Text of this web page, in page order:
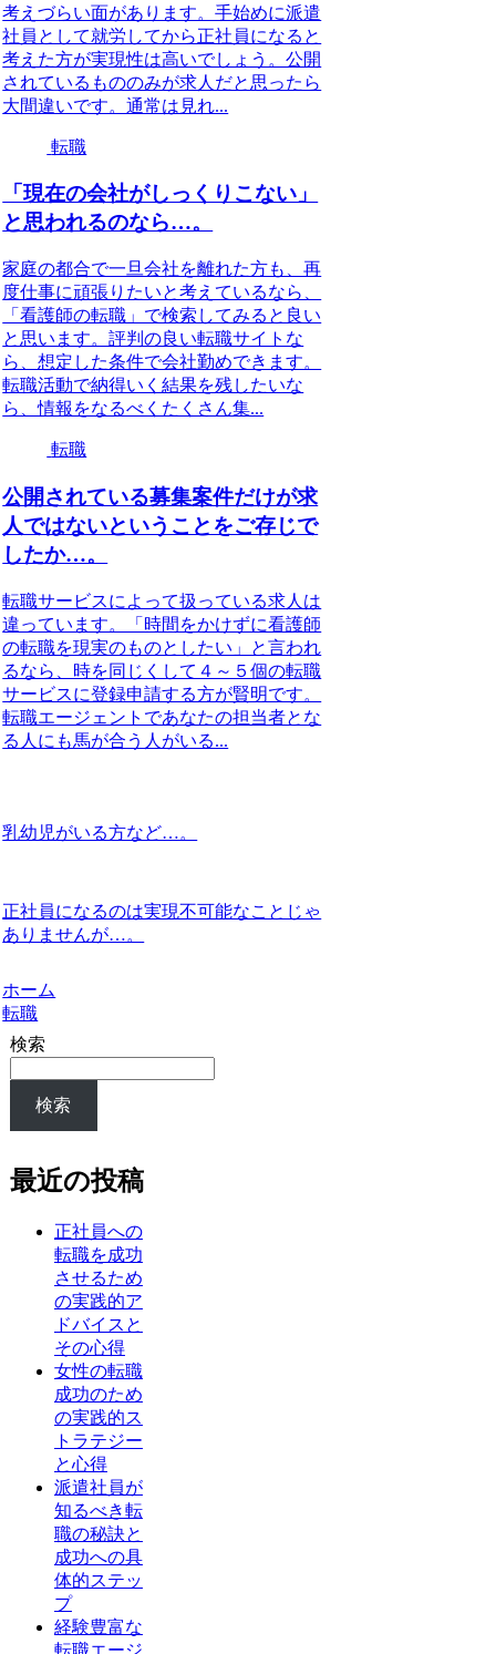
考えづらい面があります。手始めに派遣
社員として就労してから正社員になると
考えた方が実現性は高いでしょう。公開
されているもののみが求人だと思ったら
大間違いです。通常は見れ...
転職
「現在の会社がしっくりこない」
と思われるのなら…。
家庭の都合で一旦会社を離れた方も、再
度仕事に頑張りたいと考えているなら、
「看護師の転職」で検索してみると良い
と思います。評判の良い転職サイトな
ら、想定した条件で会社勤めできます。
転職活動で納得いく結果を残したいな
ら、情報をなるべくたくさん集...
転職
公開されている募集案件だけが求
人ではないということをご存じで
したか…。
転職サービスによって扱っている求人は
違っています。「時間をかけずに看護師
の転職を現実のものとしたい」と言われ
るなら、時を同じくして４～５個の転職
サービスに登録申請する方が賢明です。
転職エージェントであなたの担当者とな
る人にも馬が合う人がいる...
乳幼児がいる方など…。
正社員になるのは実現不可能なことじゃ
ありませんが…。
ホーム
転職
検索
検索
最近の投稿
正社員への
転職を成功
させるため
の実践的ア
ドバイスと
その心得
女性の転職
成功のため
の実践的ス
トラテジー
と心得
派遣社員が
知るべき転
職の秘訣と
成功への具
体的ステッ
プ
経験豊富な
転職エージ